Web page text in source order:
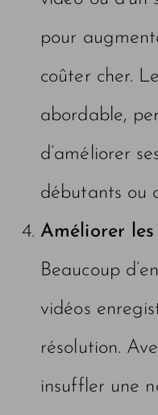
pour
coûter cher.
abordable,
d’améliorer
débutants ou
Améliorer
Beaucoup
vidéos
résolution.
insuffler une